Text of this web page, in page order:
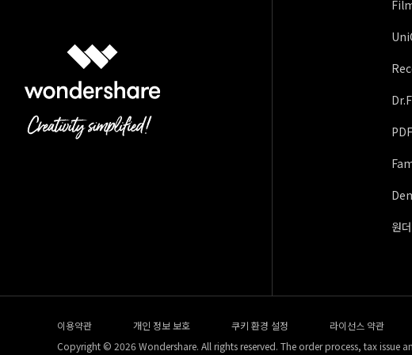
원
이용약관 개인 정보 보호 쿠키 환경 설정 라이선스 약관
Copyright © 2026 Wondershare. All rights reserved. The order process, tax issue